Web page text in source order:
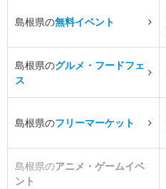
島根県の無料イベント
島根県のグルメ・フードフェ
ス
島根県のフリーマーケット
島根県のアニメ・ゲームイベ
ント